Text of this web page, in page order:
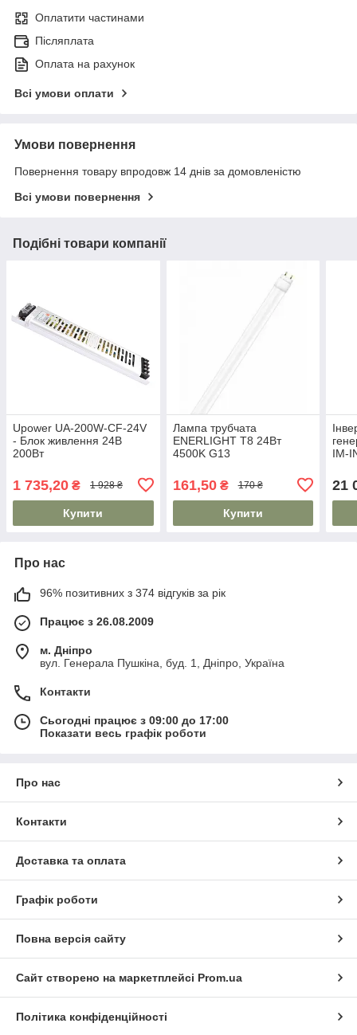
Оплатити частинами
Післяплата
Оплата на рахунок
Всі умови оплати
Умови повернення
Повернення товару впродовж 14 днів за домовленістю
Всі умови повернення
Подібні товари компанії
Upower UA-200W-CF-24V
- Блок живлення 24В
200Вт
1 735,20 ₴ 1 928 ₴
Купити
Лампа трубчата
ENERLIGHT T8 24Вт
4500K G13
161,50₴ 170 ₴
Купити
IM-
21
Про нас
96% позитивних з 374 відгуків за рік
Працює з 26.08.2009
м. Дніпро
вул. Генерала Пушкіна, буд. 1, Дніпро, Україна
Контакти
Сьогодні працює з 09:00 до 17:00
Показати весь графік роботи
Про нас
Контакти
Доставка та оплата
Графік роботи
Повна версія сайту
Сайт створено на маркетплейсі Prom.ua
Політика конфіденційності